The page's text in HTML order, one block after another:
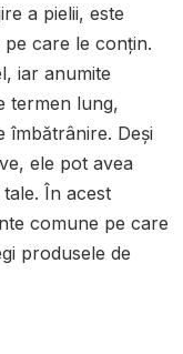
a pielii, este
care le conțin.
iar anumite
termen lung,
îmbătrânire. Deși
ele pot avea
În acest
comune pe care
produsele de